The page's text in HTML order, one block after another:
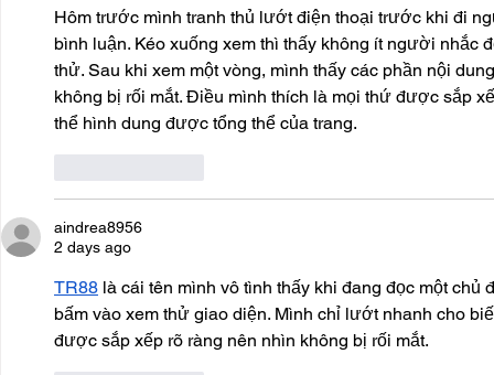
Hôm trước mình tranh thủ lướt điện thoại trước khi đi
bình luận. Kéo xuống xem thì thấy không ít người nhắc
thử. Sau khi xem một vòng, mình thấy các phần nội
không bị rối mắt. Điều mình thích là mọi thứ được sắp
thể hình dung được tổng thể của trang.
aindrea8956
2 days ago
TR88 là cái tên mình vô tình thấy khi đang đọc một
bấm vào xem thử giao diện. Mình chỉ lướt nhanh cho
được sắp xếp rõ ràng nên nhìn không bị rối mắt.